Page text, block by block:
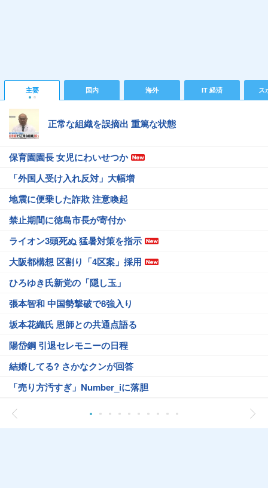
主要 国内 海外 IT 経済 ス
正常な組織を誤摘出 重篤な状態
保育園園長 女児にわいせつか
「外国人受け入れ反対」大幅増
地震に便乗した詐欺 注意喚起
禁止期間に徳島市長が寄付か
ライオン3頭死ぬ 猛暑対策を指示
大阪都構想 区割り「4区案」採用
ひろゆき氏新党の「隠し玉」
張本智和 中国勢撃破で8強入り
坂本花織氏 恩師との共通点語る
陽岱鋼 引退セレモニーの日程
結婚してる? さかなクンが回答
「売り方汚すぎ」Number_iに落胆